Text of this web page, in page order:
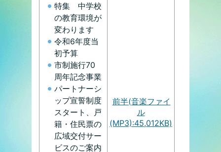
特集 中学校
の教育環境が
変わります
令和6年度当
初予算
市制施行70
周年記念事業
パートナーシ
ップ宣誓制度
スタート、戸
籍・住民票の
広域交付サー
ビスのご案内
前半(音楽ファイ
ル
(MP3):45,012KB)